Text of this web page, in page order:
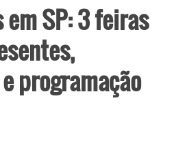
HOTELARIA
MODA
PETS
em SP: 3 feiras
programação